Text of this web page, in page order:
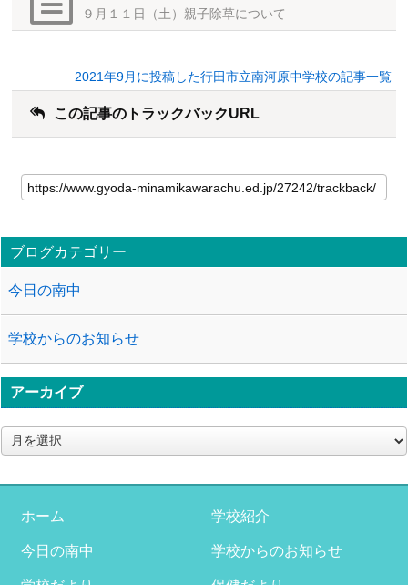
９月１１日（土）親子除草について
2021年9月に投稿した行田市立南河原中学校の記事一覧
この記事のトラックバックURL
ブログカテゴリー
今日の南中
学校からのお知らせ
アーカイブ
ア
ー
イ
ホーム 学校紹介
今日の南中 学校からのお知らせ